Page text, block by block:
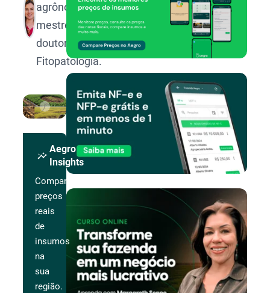
agrônoma,
mestre e
doutora em
Fitopatologia.
insights
Aegro
Insights
Compare
preços
reais
de
insumos
na
sua
região.